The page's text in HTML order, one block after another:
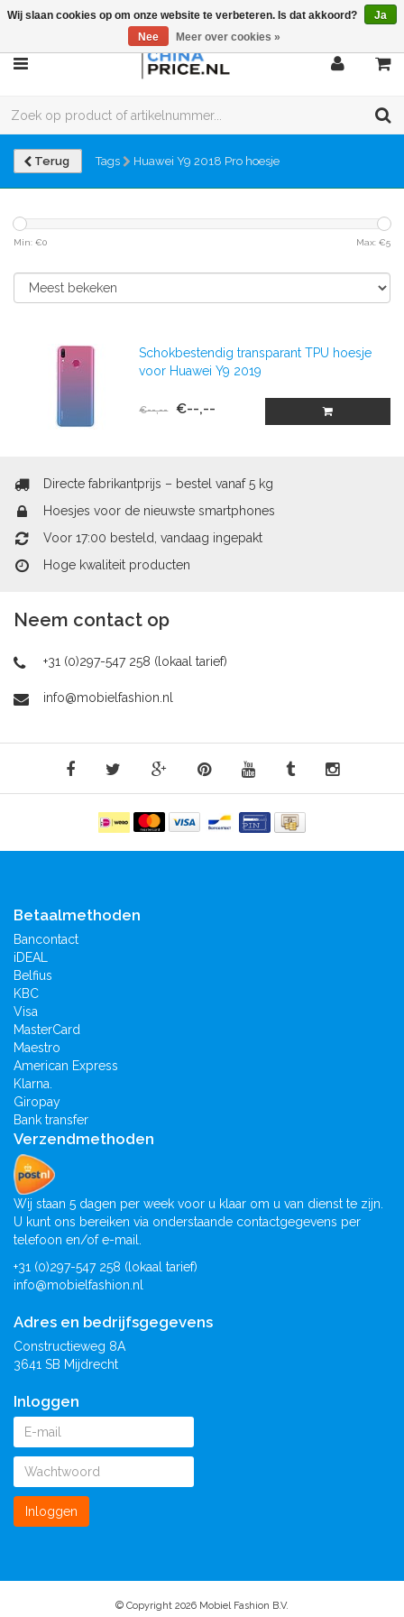
Terug Tags Huawei Y9 2018 Pro hoesje
Min: €0 Max: €5
Schokbestendig transparant TPU hoesje
voor Huawei Y9 2019
€--,-- €--,--
Directe fabrikantprijs – bestel vanaf 5 kg
Hoesjes voor de nieuwste smartphones
Voor 17:00 besteld, vandaag ingepakt
Hoge kwaliteit producten
Neem contact op
+31 (0)297-547 258 (lokaal tarief)
info@mobielfashion.nl
Betaalmethoden
Bancontact
iDEAL
Belfius
KBC
Visa
MasterCard
Maestro
American Express
Klarna.
Giropay
Bank transfer
Verzendmethoden
Wij staan 5 dagen per week voor u klaar om u van dienst te zijn.
U kunt ons bereiken via onderstaande contactgegevens per
telefoon en/of e-mail.
+31 (0)297-547 258 (lokaal tarief)
info@mobielfashion.nl
Adres en bedrijfsgegevens
Constructieweg 8A
3641 SB Mijdrecht
Inloggen
Inloggen
© Copyright 2026 Mobiel Fashion B.V.
Wij slaan cookies op om onze website te verbeteren. Is dat akkoord?
Ja
Nee
Meer over cookies »